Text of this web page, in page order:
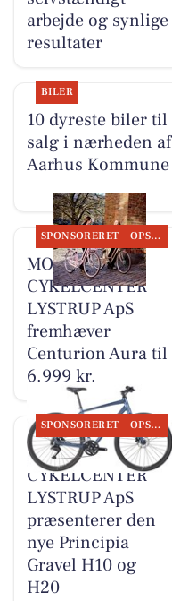
arbejde og synlige
resultater
BILER
10 dyreste biler til
salg i nærheden af
Aarhus Kommune
SPONSORERET OPSLAGSTAVLEN
MOSQUITO
CYKELCENTER
LYSTRUP ApS
fremhæver
Centurion Aura til
6.999 kr.
SPONSORERET OPSLAGSTAVLEN
MOSQUITO
CYKELCENTER
LYSTRUP ApS
præsenterer den
nye Principia
Gravel H10 og
H20